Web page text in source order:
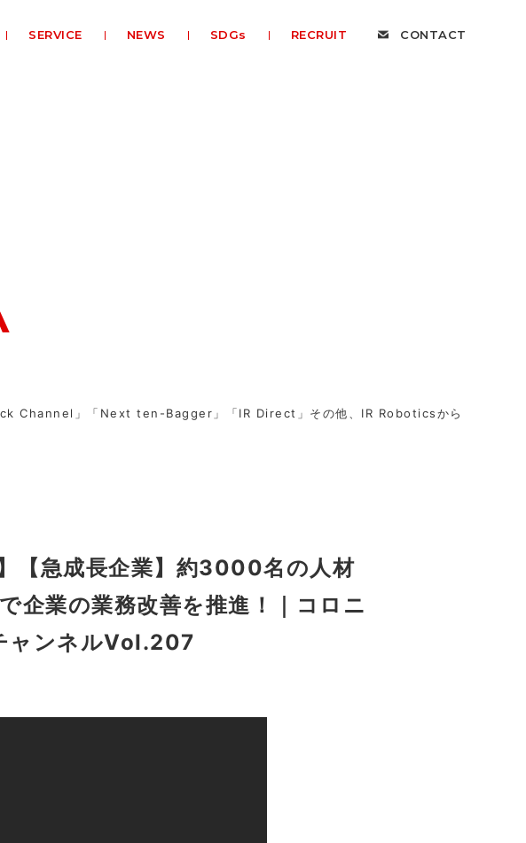
SERVICE NEWS SDGs RECRUIT CONTACT
Channel」「Next ten-Bagger」「IR Direct」その他、IR Roboticsから
【急成長企業】約3000名の人材
企業の業務改善を推進！｜コロニ
ャンネルVoI.207